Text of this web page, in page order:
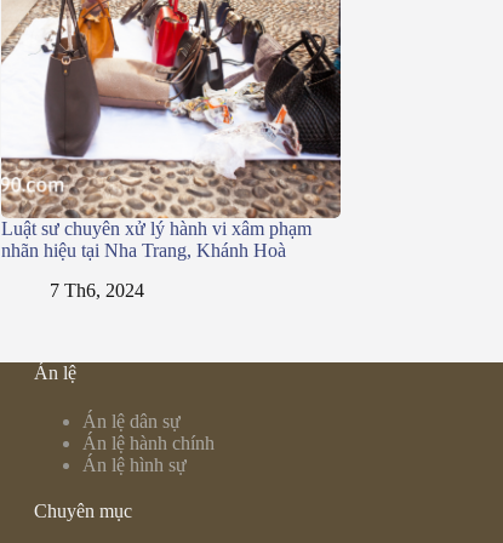
Luật sư chuyên xử lý hành vi xâm phạm
nhãn hiệu tại Nha Trang, Khánh Hoà
7 Th6, 2024
Án lệ
Án lệ dân sự
Án lệ hành chính
Án lệ hình sự
Chuyên mục